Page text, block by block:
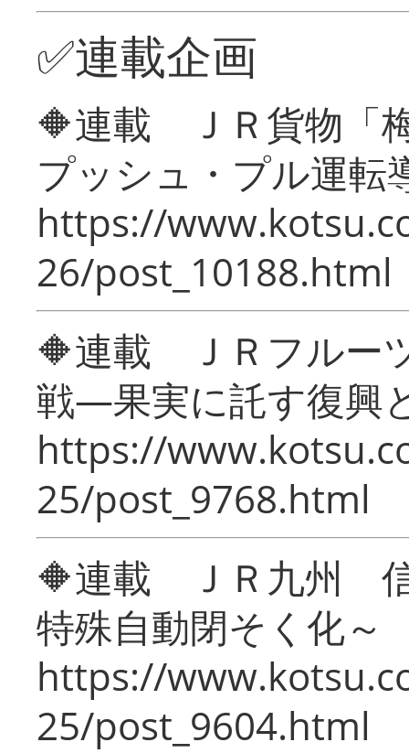
✅連載企画
🔶連載 ＪＲ貨物「
プッシュ・プル運転
https://
26/post_10188.html
🔶連載 ＪＲフルー
戦―果実に託す復興
https://
25/post_9768.html
🔶連載 ＪＲ九州 信
特殊自動閉そく化～
https://
25/post_9604.html